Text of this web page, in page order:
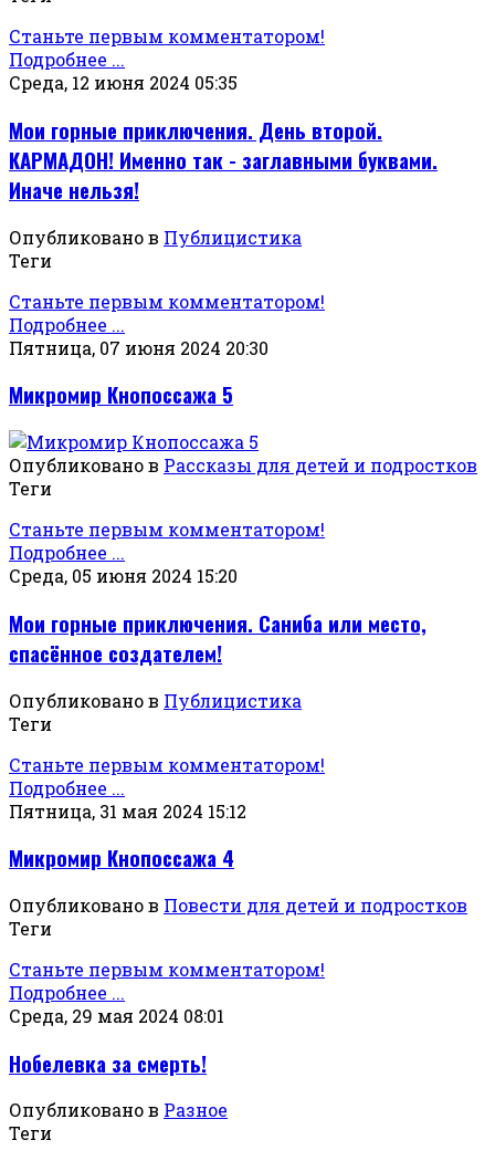
Станьте первым комментатором!
Подробнее ...
Среда, 12 июня 2024 05:35
Мои горные приключения. День второй.
КАРМАДОН! Именно так - заглавными буквами.
Иначе нельзя!
Опубликовано в Публицистика
Теги
Станьте первым комментатором!
Подробнее ...
Пятница, 07 июня 2024 20:30
Микромир Кнопоссажа 5
Опубликовано в Рассказы для детей и подростков
Теги
Станьте первым комментатором!
Подробнее ...
Среда, 05 июня 2024 15:20
Мои горные приключения. Саниба или место,
спасённое создателем!
Опубликовано в Публицистика
Теги
Станьте первым комментатором!
Подробнее ...
Пятница, 31 мая 2024 15:12
Микромир Кнопоссажа 4
Опубликовано в Повести для детей и подростков
Теги
Станьте первым комментатором!
Подробнее ...
Среда, 29 мая 2024 08:01
Нобелевка за смерть!
Опубликовано в Разное
Теги